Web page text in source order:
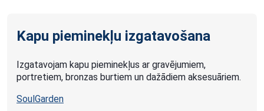
Kapu pieminekļu izgatavošana
Izgatavojam kapu pieminekļus ar gravējumiem,
portretiem, bronzas burtiem un dažādiem aksesuāriem.
SoulGarden